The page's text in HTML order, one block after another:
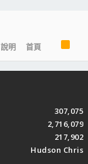
說明 首頁
S
307,075
2,716,079
217,902
Hudson Chris